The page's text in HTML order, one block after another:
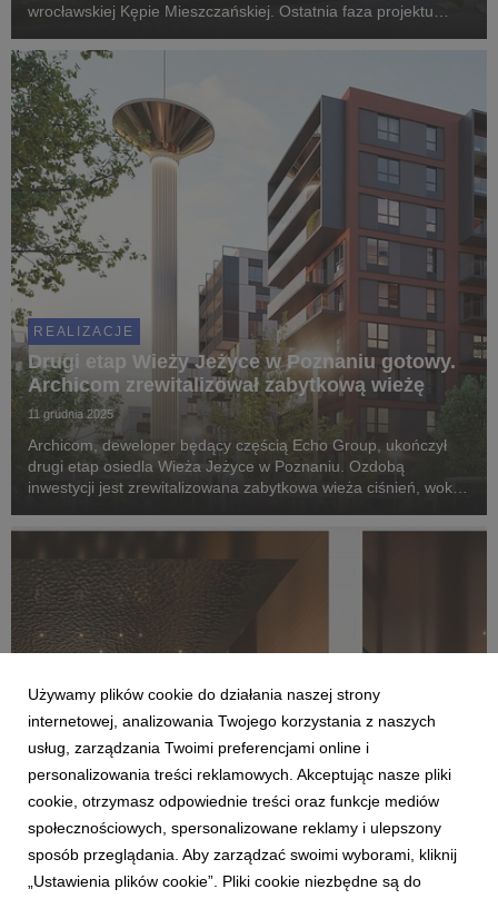
wrocławskiej Kępie Mieszczańskiej. Ostatnia faza projektu
roku, w którym zaprojektowano 20 współczes...
REALIZACJE
Drugi etap Wieży Jeżyce w Poznaniu gotowy.
Archicom zrewitalizował zabytkową wieżę
11 grudnia 2025
Archicom, deweloper będący częścią Echo Group, ukończył
drugi etap osiedla Wieża Jeżyce w Poznaniu. Ozdobą
inwestycji jest zrewitalizowana zabytkowa wieża ciśnień, wokół
REALIZACJE
Francuski Montpellier nie był pierwszy. Dzieła
sztuki są obowiązkowym elementem u
polskiego dewelopera
3 grudnia 2025
Używamy plików cookie do działania naszej strony
internetowej, analizowania Twojego korzystania z naszych
usług, zarządzania Twoimi preferencjami online i
personalizowania treści reklamowych. Akceptując nasze pliki
cookie, otrzymasz odpowiednie treści oraz funkcje mediów
społecznościowych, spersonalizowane reklamy i ulepszony
sposób przeglądania. Aby zarządzać swoimi wyborami, kliknij
„Ustawienia plików cookie”. Pliki cookie niezbędne są do